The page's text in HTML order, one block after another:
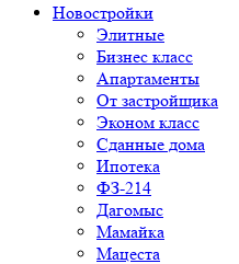
Новостройки
Элитные
Бизнес класс
Апартаменты
От застройщика
Эконом класс
Сданные дома
Ипотека
ФЗ-214
Дагомыс
Мамайка
Мацеста